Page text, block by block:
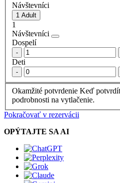
Návštevníci
1
Návštevníci
Dospelí
-
Deti
-
Okamžité potvrdenie Keď
podrobnosti na vytlačenie.
Pokračovať v rezervácii
OPÝTAJTE SA AI